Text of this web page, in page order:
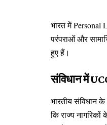
भारत में Personal
परंपराओं और
हुए हैं।
संविधान में
भारतीय संविधान
कि राज्य